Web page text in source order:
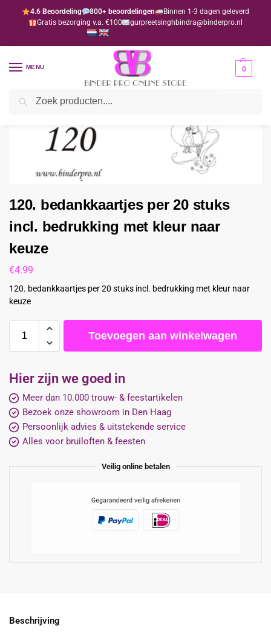
4.6 Beoordeling 800+ beoordelingen
Binnen 1-3 dagen geleverd
Gratis bezorging v.a. €100
gurpreetsinghbindra@binderpro.nl
MENU 0
Home Bedankjesafdeling
120. bedankkaartjes per 20 stuks
incl. bedrukking met kleur naar
keuze
€4.99
120. bedankkaartjes per 20 stuks incl. bedrukking met kleur naar
keuze
Toevoegen aan winkelwagen
Hier zijn we goed in
Meer dan 10.000 trouw- & feestartikelen
Bezoek onze showroom in Den Haag
Persoonlijk advies & uitstekende service
Alles voor bruiloften & feesten
Veilig online betalen
Beschrijving